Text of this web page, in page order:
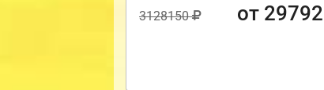
3128150 от